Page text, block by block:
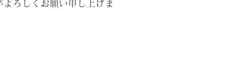
ろしくお願い申し上げま